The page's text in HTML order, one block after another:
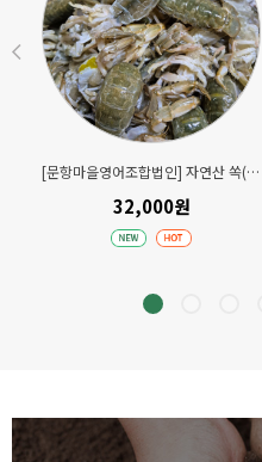
[문항마을영어조합법인] 자연산 쏙(손질) 300gx2팩
32,000원